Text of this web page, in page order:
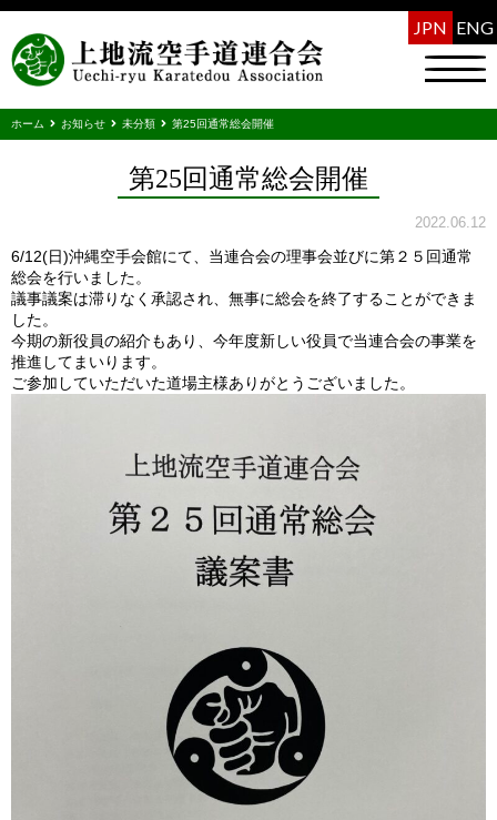
JPN ENG
ホーム お知らせ 未分類 第25回通常総会開催
第25回通常総会開催
2022.06.12
6/12(日)沖縄空手会館にて、当連合会の理事会並びに第２５回通常
総会を行いました。
議事議案は滞りなく承認され、無事に総会を終了することができま
した。
今期の新役員の紹介もあり、今年度新しい役員で当連合会の事業を
推進してまいります。
ご参加していただいた道場主様ありがとうございました。